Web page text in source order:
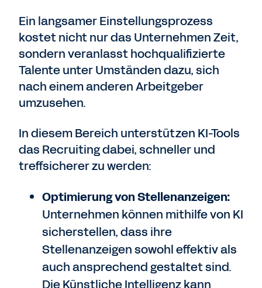
Ein langsamer Einstellungsprozess
kostet nicht nur das Unternehmen Zeit,
sondern veranlasst hochqualifizierte
Talente unter Umständen dazu, sich
nach einem anderen Arbeitgeber
umzusehen.
In diesem Bereich unterstützen KI-Tools
das Recruiting dabei, schneller und
treffsicherer zu werden:
Optimierung von Stellenanzeigen:
Unternehmen können mithilfe von KI
sicherstellen, dass ihre
Stellenanzeigen sowohl effektiv als
auch ansprechend gestaltet sind.
Die Künstliche Intelligenz kann